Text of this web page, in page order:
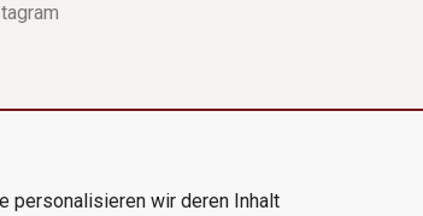
personalisieren wir deren Inhalt